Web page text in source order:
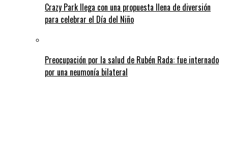
Crazy Park llega con una propuesta llena de diversión
para celebrar el Día del Niño
Preocupación por la salud de Rubén Rada: fue internado
por una neumonía bilateral